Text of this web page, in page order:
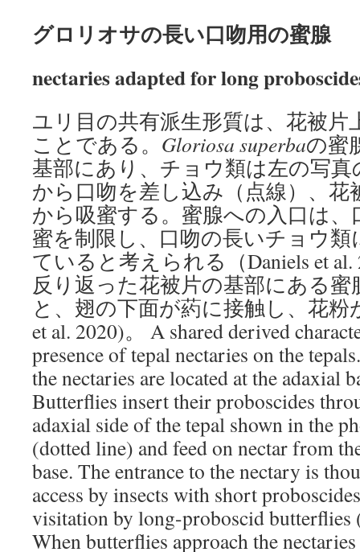
グロリオサの長い口吻用の蜜腺
nectaries adapted for long
ユリ目の共有派生形質は、花被片
ことである。 Gloriosa superbaの蜜
基部にあり、チョウ類は左の写
から口吻を差し込み（点線）、花
から吸蜜する。蜜腺への入口は
蜜を制限し、口吻の長いチョウ
ていると考えられる（Daniels et
反り返った花被片の基部にある
と、翅の下面が葯に接触し、花粉
et al. 2020)。 A shared derived
presence of tepal nectaries on the
the nectaries are located at the adaxial
Butterflies insert their proboscides
adaxial side of the tepal shown in the
(dotted line) and feed on nectar from
base. The entrance to the nectary is
access by insects with short
visitation by long-proboscid butterflies
When butterflies approach the